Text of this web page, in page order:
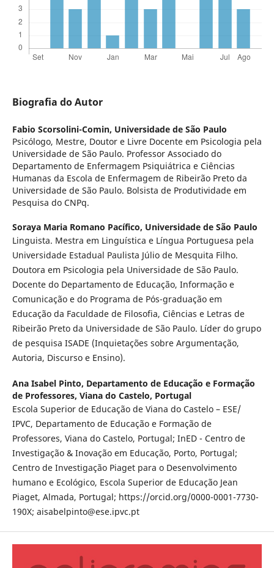
Biografia do Autor
Fabio Scorsolini-Comin, Universidade de São Paulo
Psicólogo, Mestre, Doutor e Livre Docente em Psicologia pela
Universidade de São Paulo. Professor Associado do
Departamento de Enfermagem Psiquiátrica e Ciências
Humanas da Escola de Enfermagem de Ribeirão Preto da
Universidade de São Paulo. Bolsista de Produtividade em
Pesquisa do CNPq.
Soraya Maria Romano Pacífico, Universidade de São Paulo
Linguista. Mestra em Linguística e Língua Portuguesa pela
Universidade Estadual Paulista Júlio de Mesquita Filho.
Doutora em Psicologia pela Universidade de São Paulo.
Docente do Departamento de Educação, Informação e
Comunicação e do Programa de Pós-graduação em
Educação da Faculdade de Filosofia, Ciências e Letras de
Ribeirão Preto da Universidade de São Paulo. Líder do grupo
de pesquisa ISADE (Inquietações sobre Argumentação,
Autoria, Discurso e Ensino).
Ana Isabel Pinto, Departamento de Educação e Formação
de Professores, Viana do Castelo, Portugal
Escola Superior de Educação de Viana do Castelo – ESE/
IPVC, Departamento de Educação e Formação de
Professores, Viana do Castelo, Portugal; InED - Centro de
Investigação & Inovação em Educação, Porto, Portugal;
Centro de Investigação Piaget para o Desenvolvimento
humano e Ecológico, Escola Superior de Educação Jean
Piaget, Almada, Portugal; https://orcid.org/0000-0001-7730-
190X; aisabelpinto@ese.ipvc.pt